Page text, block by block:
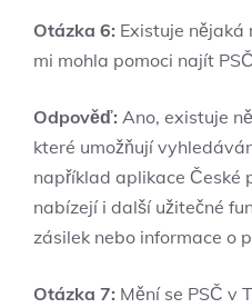
Otázka 6: Existuje
mi mohla pomoci najít
Odpověď: Ano, existuje
které umožňují
například aplikace České
nabízejí i další užitečné
zásilek nebo informace o
Otázka 7: Mění se PSČ v